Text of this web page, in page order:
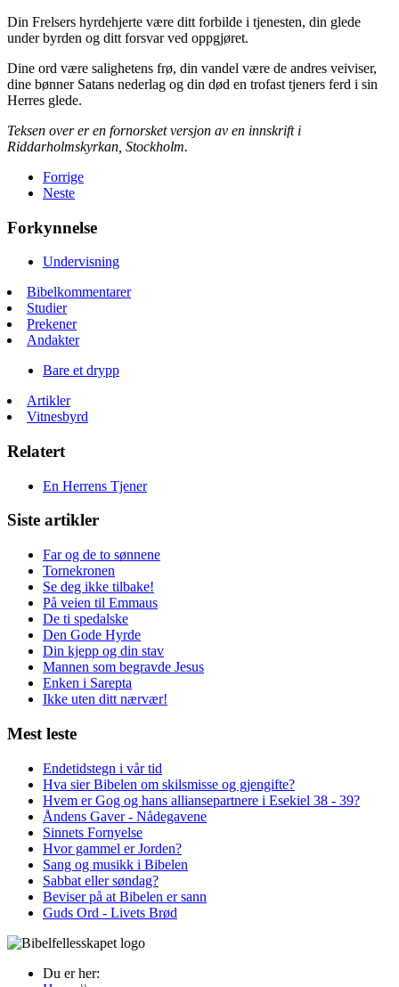
Din Frelsers hyrdehjerte være ditt forbilde i tjenesten, din glede
under byrden og ditt forsvar ved oppgjøret.
Dine ord være salighetens frø, din vandel være de andres veiviser,
dine bønner Satans nederlag og din død en trofast tjeners ferd i sin
Herres glede.
Teksen over er en fornorsket versjon av en innskrift i
Riddarholmskyrkan, Stockholm.
Forrige
Neste
Forkynnelse
Undervisning
Bibelkommentarer
Studier
Prekener
Andakter
Bare et drypp
Artikler
Vitnesbyrd
Relatert
En Herrens Tjener
Siste artikler
Far og de to sønnene
Tornekronen
Se deg ikke tilbake!
På veien til Emmaus
De ti spedalske
Den Gode Hyrde
Din kjepp og din stav
Mannen som begravde Jesus
Enken i Sarepta
Ikke uten ditt nærvær!
Mest leste
Endetidstegn i vår tid
Hva sier Bibelen om skilsmisse og gjengifte?
Hvem er Gog og hans alliansepartnere i Esekiel 38 - 39?
Åndens Gaver - Nådegavene
Sinnets Fornyelse
Hvor gammel er Jorden?
Sang og musikk i Bibelen
Sabbat eller søndag?
Beviser på at Bibelen er sann
Guds Ord - Livets Brød
Du er her: